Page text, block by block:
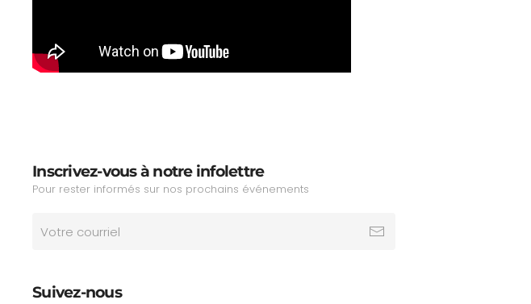
Inscrivez-vous à notre infolettre
Pour rester informés sur nos prochains événements
Suivez-nous